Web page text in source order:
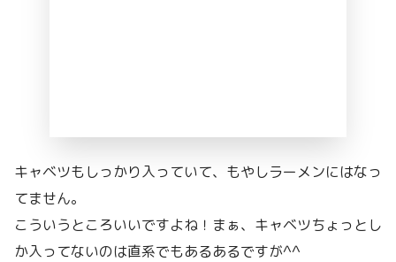
キャベツもしっかり入っていて、もやしラーメンにはなっ
てません。
こういうところいいですよね！まぁ、キャベツちょっとし
か入ってないのは直系でもあるあるですが^^